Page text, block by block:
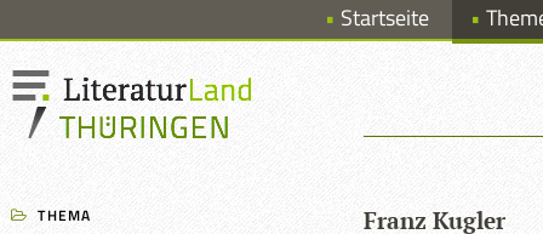
Startseite
THEMA
Franz Kug­ler